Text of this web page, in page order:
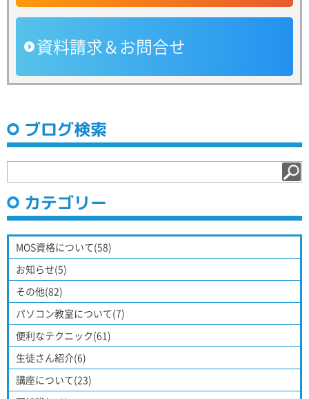
資料請求＆お問合せ
ブログ検索
カテゴリー
MOS資格について(58)
お知らせ(5)
その他(82)
パソコン教室について(7)
便利なテクニック(61)
生徒さん紹介(6)
講座について(23)